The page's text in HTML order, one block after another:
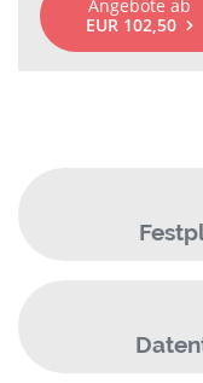
Angebote ab
EUR 102,50